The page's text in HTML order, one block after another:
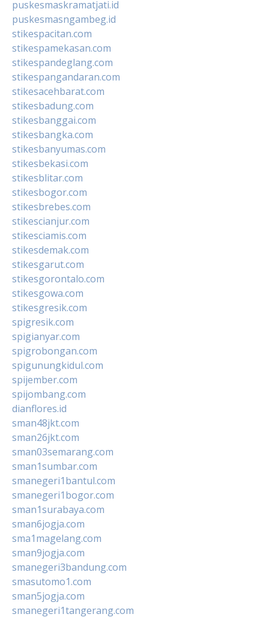
puskesmaskramatjati.id
puskesmasngambeg.id
stikespacitan.com
stikespamekasan.com
stikespandeglang.com
stikespangandaran.com
stikesacehbarat.com
stikesbadung.com
stikesbanggai.com
stikesbangka.com
stikesbanyumas.com
stikesbekasi.com
stikesblitar.com
stikesbogor.com
stikesbrebes.com
stikescianjur.com
stikesciamis.com
stikesdemak.com
stikesgarut.com
stikesgorontalo.com
stikesgowa.com
stikesgresik.com
spigresik.com
spigianyar.com
spigrobongan.com
spigunungkidul.com
spijember.com
spijombang.com
dianflores.id
sman48jkt.com
sman26jkt.com
sman03semarang.com
sman1sumbar.com
smanegeri1bantul.com
smanegeri1bogor.com
sman1surabaya.com
sman6jogja.com
sma1magelang.com
sman9jogja.com
smanegeri3bandung.com
smasutomo1.com
sman5jogja.com
smanegeri1tangerang.com